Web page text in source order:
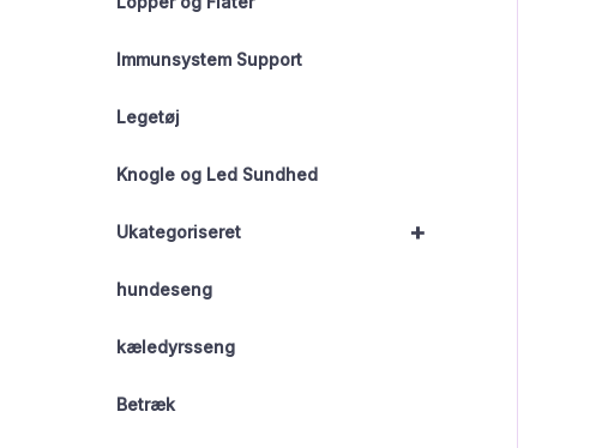
Immunsystem Support
Legetøj
Knogle og Led Sundhed
+
Ukategoriseret
hundeseng
kæledyrsseng
Betræk